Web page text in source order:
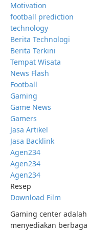
Motivation
football prediction
technology
Berita Technologi
Berita Terkini
Tempat Wisata
News Flash
Football
Gaming
Game News
Gamers
Jasa Artikel
Jasa Backlink
Agen234
Agen234
Agen234
Resep
Download Film
Gaming center
menyediakan